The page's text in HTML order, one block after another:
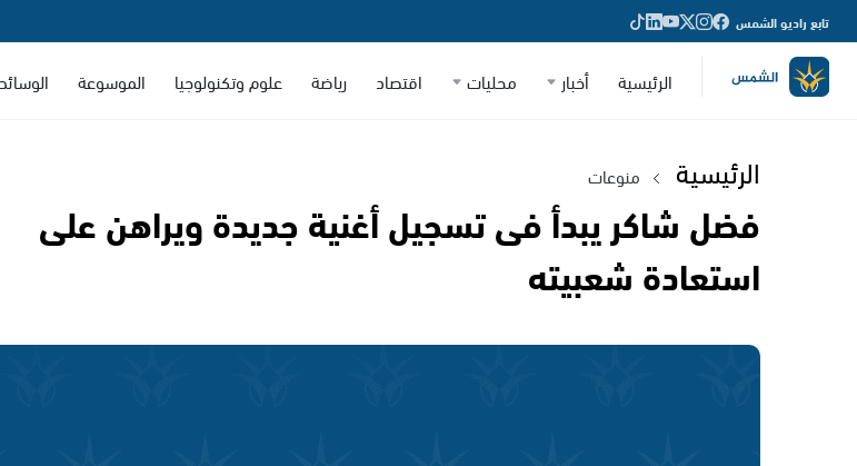
تابع راديو الشمس
الرئيسية أخبار محليات اقتصاد رياضة علوم وتكنولوجيا الموسوعة
الرئيسية منوعات
فضل شاكر يبدأ فى تسجيل أغنية جديدة ويراهن على
استعادة شعبيته